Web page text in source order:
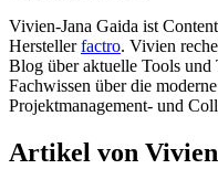
Vivien-Jana Gaida ist
Herstellerfactro. Vivien
Blog über aktuelle Tools
Fachwissen über die
Projektmanagement- und
Artikel von